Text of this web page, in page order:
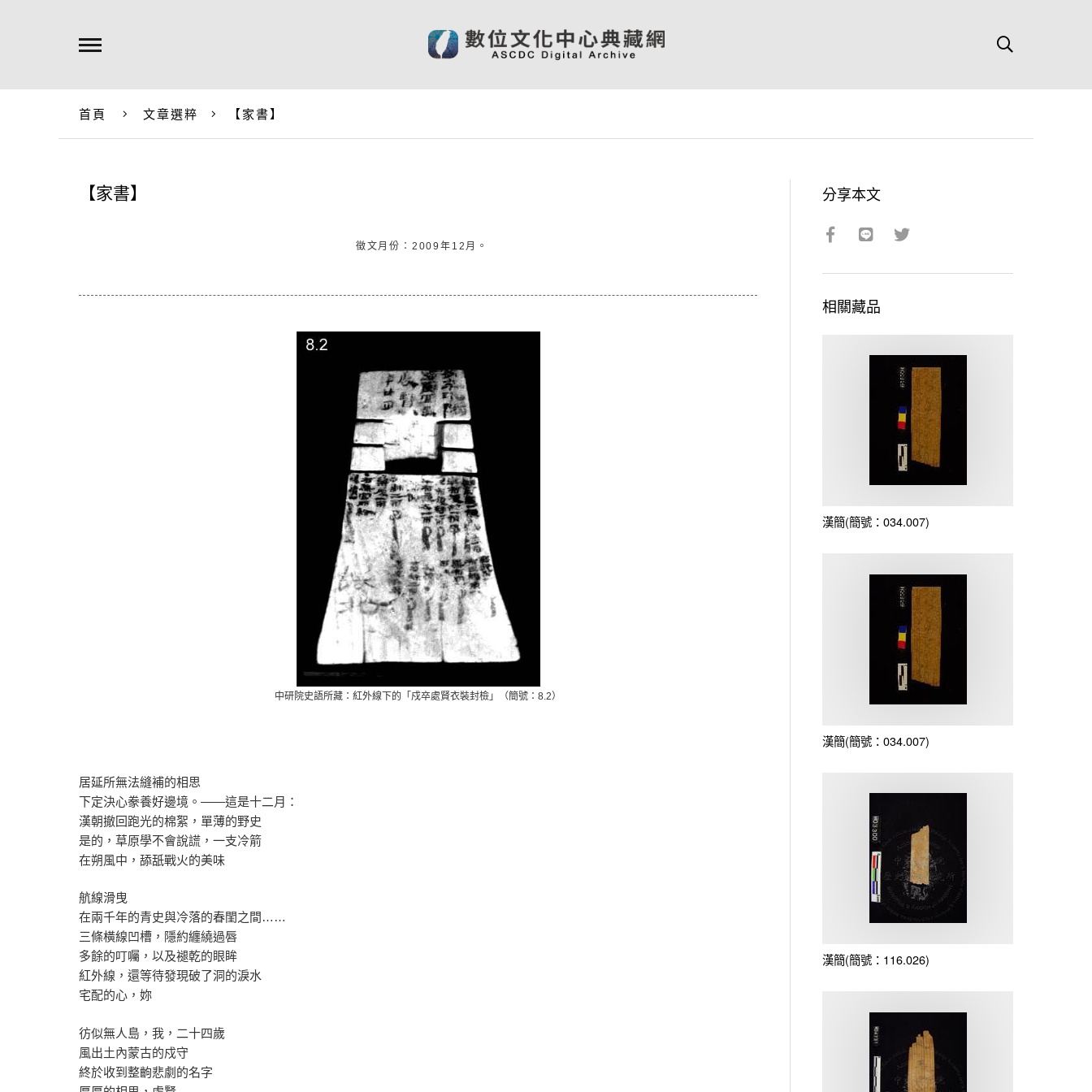
首頁 文章選粹 【家書】
【家書】
徵文月份：2009年12月。
中研院史語所藏：紅外線下的「戍卒處賢衣裝封檢」（簡號：8.2）
居延所無法縫補的相思
下定決心豢養好邊境。——這是十二月：
漢朝撤回跑光的棉絮，單薄的野史
是的，草原學不會說謊，一支冷箭
在朔風中，舔舐戰火的美味
航線滑曳
在兩千年的青史與冷落的春閨之間……
三條橫線凹槽，隱約纏繞過唇
多餘的叮囑，以及褪乾的眼眸
紅外線，還等待發現破了洞的淚水
宅配的心，妳
彷似無人島，我，二十四歲
風出土內蒙古的戍守
終於收到整齣悲劇的名字
分享本文
相關藏品
漢簡(簡號：034.007)
漢簡(簡號：034.007)
漢簡(簡號：116.026)